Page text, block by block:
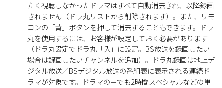
たく視聴しなかったドラマはすべて自動消去され、以降録画
されません（ドラ丸リストから削除されます）。また、リモ
コンの「黄」ボタンを押して消去することもできます。ドラ
丸を使用するには、お客様が設定しておく必要があります
（ドラ丸設定でドラ丸「入」に設定。BS放送を録画したい
場合は録画したいチャンネルを追加）。ドラ丸録画は地上デ
ジタル放送／BSデジタル放送の番組表に表示される連続ド
ラマが対象です。ドラマの中でも2時間スペシャルなどの単